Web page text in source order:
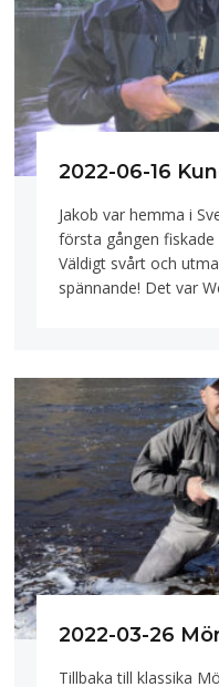
2022-06-16
Jakob var hemma i
första gången fiskade
Väldigt svårt och
spännande! Det var
2022-03-26
Tillbaka till klassika